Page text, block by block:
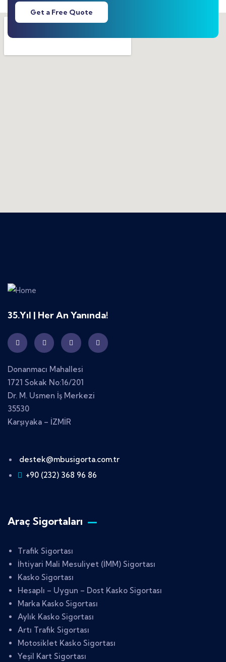
Get a Free Quote
35.Yıl | Her An Yanında!
Donanmacı Mahallesi
1721 Sokak No:16/201
Dr. M. Usmen İş Merkezi
35530
Karşıyaka – İZMİR
destek@mbusigorta.com.tr
+90 (232) 368 96 86
Araç Sigortaları
Trafik Sigortası
İhtiyari Mali Mesuliyet (İMM) Sigortası
Kasko Sigortası
Hesaplı – Uygun – Dost Kasko Sigortası
Marka Kasko Sigortası
Aylık Kasko Sigortası
Artı Trafik Sigortası
Motosiklet Kasko Sigortası
Yeşil Kart Sigortası